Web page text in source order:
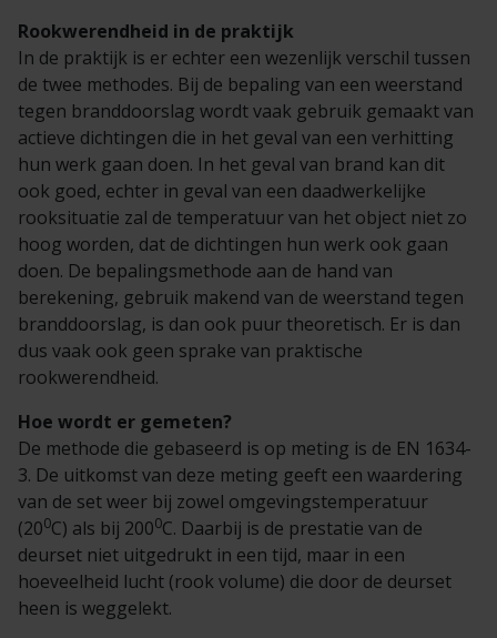
Rookwerendheid in de praktijk
In de praktijk is er echter een wezenlijk verschil tussen
de twee methodes. Bij de bepaling van een weerstand
tegen branddoorslag wordt vaak gebruik gemaakt van
actieve dichtingen die in het geval van een verhitting
hun werk gaan doen. In het geval van brand kan dit
ook goed, echter in geval van een daadwerkelijke
rooksituatie zal de temperatuur van het object niet zo
hoog worden, dat de dichtingen hun werk ook gaan
doen. De bepalingsmethode aan de hand van
berekening, gebruik makend van de weerstand tegen
branddoorslag, is dan ook puur theoretisch. Er is dan
dus vaak ook geen sprake van praktische
rookwerendheid.
Hoe wordt er gemeten?
De methode die gebaseerd is op meting is de EN 1634-
3. De uitkomst van deze meting geeft een waardering
van de set weer bij zowel omgevingstemperatuur
(200C) als bij 2000C. Daarbij is de prestatie van de
deurset niet uitgedrukt in een tijd, maar in een
hoeveelheid lucht (rook volume) die door de deurset
heen is weggelekt.